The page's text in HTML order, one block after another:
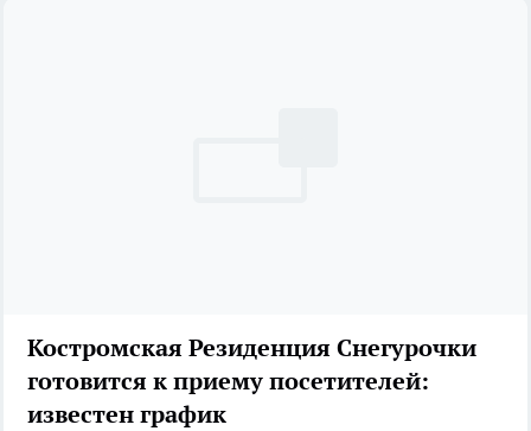
Костромская Резиденция Снегурочки
готовится к приему посетителей:
известен график